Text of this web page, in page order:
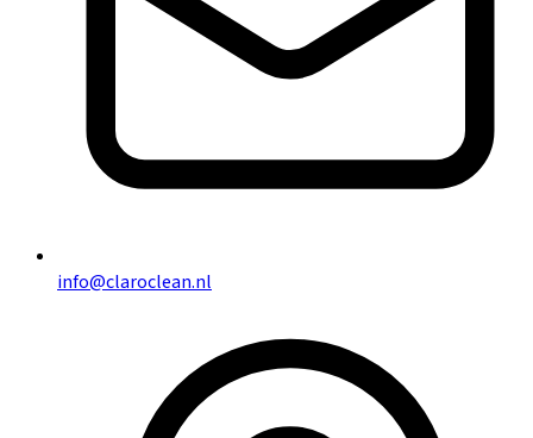
info@claroclean.nl